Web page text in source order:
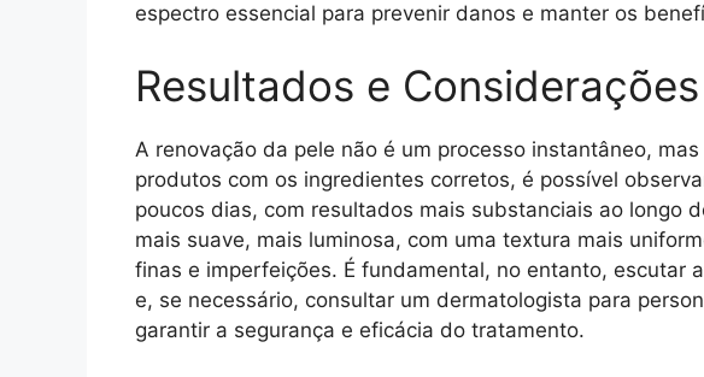
espectro essencial para prevenir danos e manter os
Resultados e Considerações
A renovação da pele não é um processo instantâneo,
produtos com os ingredientes corretos, é possível
poucos dias, com resultados mais substanciais ao longo
mais suave, mais luminosa, com uma textura mais
finas e imperfeições. É fundamental, no entanto, escutar
e, se necessário, consultar um dermatologista para
garantir a segurança e eficácia do tratamento.